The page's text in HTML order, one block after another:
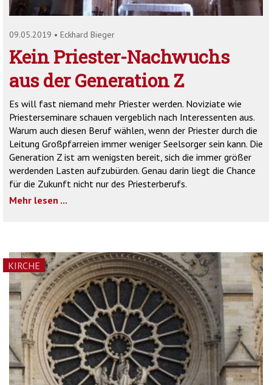
09.05.2019 • Eckhard Bieger
Kein Priester-Nachwuchs
aus der Generation Z
Es will fast niemand mehr Priester werden. Noviziate wie
Priesterseminare schauen vergeblich nach Interessenten aus.
Warum auch diesen Beruf wählen, wenn der Priester durch die
Leitung Großpfarreien immer weniger Seelsorger sein kann. Die
Generation Z ist am wenigsten bereit, sich die immer größer
werdenden Lasten aufzubürden. Genau darin liegt die Chance
für die Zukunft nicht nur des Priesterberufs.
Mehr lesen ...
KIRCHE